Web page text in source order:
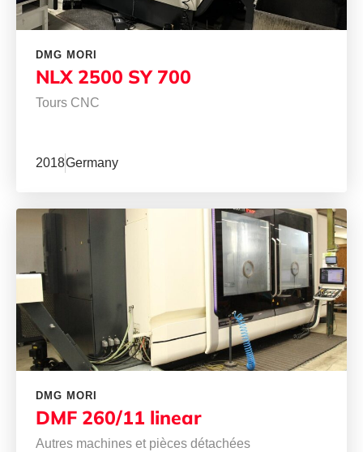
DMG MORI
NLX 2500 SY 700
Tours CNC
2018Germany
DMG MORI
DMF 260/11 linear
Autres machines et pièces détachées